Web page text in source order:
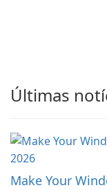
Últimas
Make Your